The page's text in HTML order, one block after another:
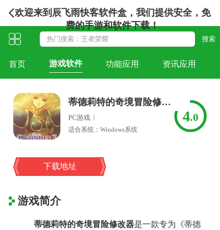
欢迎来到辰飞雨快客软件盒，我们提供安全，免
费的手游和软件下载！
首页 游戏软件 功能应用 资讯应用
蒂德莉特的奇境冒险修改器 v1.2.1.0
PC游戏 |
适合系统：Windows系统
4.0
下载地址
游戏简介
蒂德莉特的奇境冒险修改器是一款专为《蒂德